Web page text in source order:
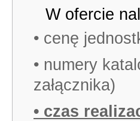
W ofercie
• cenę
• numery
załącznika)
• czas